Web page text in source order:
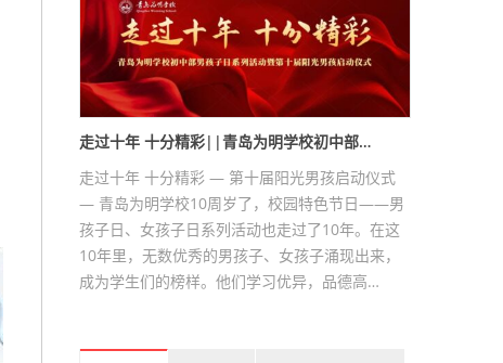
走过十年 十分精彩||青岛为明学校初中部…
走过十年 十分精彩 — 第十届阳光男孩启动仪式
— 青岛为明学校10周岁了，校园特色节日——男
孩子日、女孩子日系列活动也走过了10年。在这
10年里，无数优秀的男孩子、女孩子涌现出来，
成为学生们的榜样。他们学习优异，品德高…